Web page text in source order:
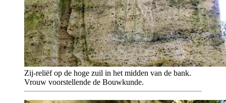
Zij-reliëf op de hoge zuil in het midden van de bank.
Vrouw voorstellende de Bouwkunde.